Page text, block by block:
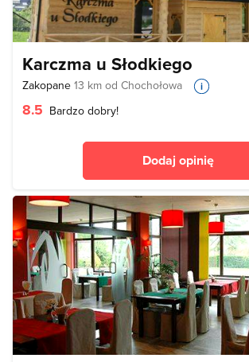
Karczma u Słodkiego
Zakopane 13 km od Chochołowa
8.5 Bardzo dobry!
Dodaj opinię